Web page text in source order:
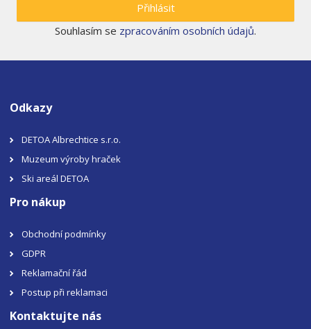
Přihlásit
Souhlasím se zpracováním osobních údajů.
Odkazy
DETOA Albrechtice s.r.o.
Muzeum výroby hraček
Ski areál DETOA
Pro nákup
Obchodní podmínky
GDPR
Reklamační řád
Postup při reklamaci
Kontaktujte nás